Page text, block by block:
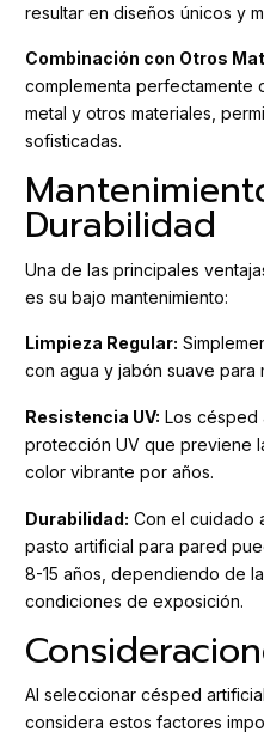
resultar en diseños únicos y
Combinación con Otros
complementa perfectamente
metal y otros materiales,
sofisticadas.
Durabilidad
Una de las principales
es su bajo mantenimiento:
Limpieza Regular:
con agua y jabón suave para
Resistencia UV: Los césped
protección UV que previene
color vibrante por años.
Durabilidad: Con el cuidado
pasto artificial para pared
8-15 años, dependiendo de
condiciones de exposición.
Al seleccionar césped
considera estos factores